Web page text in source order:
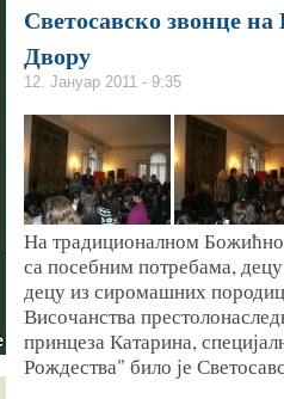
Светосавско звонце
Двору
12. Јануар 2011 - 9:35
На традиционалном
са посебним потребама,
децу из сиромашних
Височанства
принцеза Катарина,
Рождества" било је